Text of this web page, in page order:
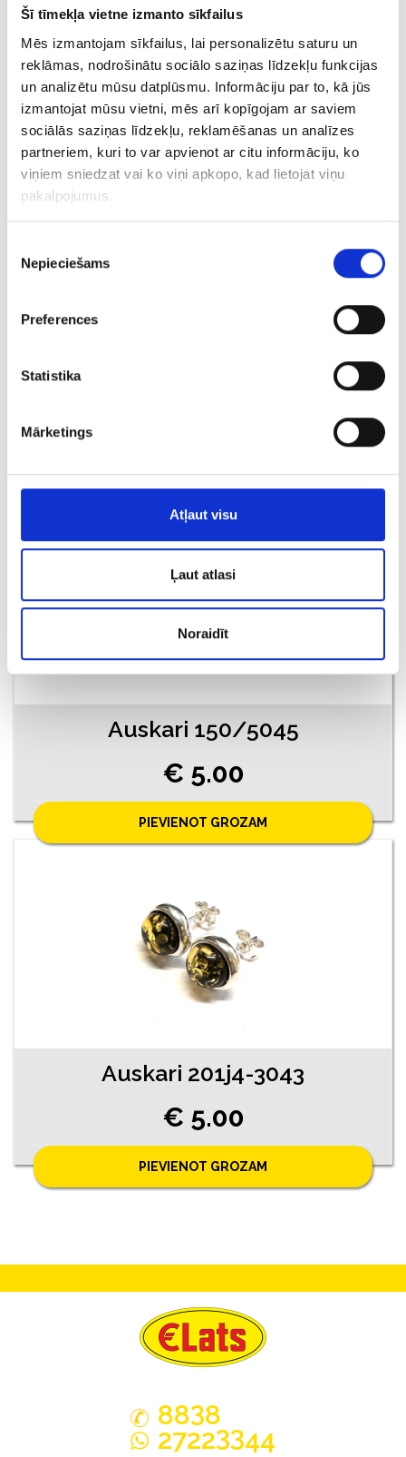
Šī tīmekļa vietne izmanto sīkfailus
Mēs izmantojam sīkfailus, lai personalizētu saturu un
reklāmas, nodrošinātu sociālo saziņas līdzekļu funkcijas
un analizētu mūsu datplūsmu. Informāciju par to, kā jūs
izmantojat mūsu vietni, mēs arī kopīgojam ar saviem
sociālās saziņas līdzekļu, reklamēšanas un analīzes
partneriem, kuri to var apvienot ar citu informāciju, ko
viņiem sniedzat vai ko viņi apkopo, kad lietojat viņu
pakalpojumus.
izvēle
Nepieciešams
Preferences
Statistika
Mārketings
Atļaut visu
Ļaut atlasi
Noraidīt
Auskari 148/5045
€ 7.50
PIEVIENOT GROZAM
Auskari 150/5045
€ 5.00
PIEVIENOT GROZAM
Auskari 201j4-3043
€ 5.00
PIEVIENOT GROZAM
8838
27223344